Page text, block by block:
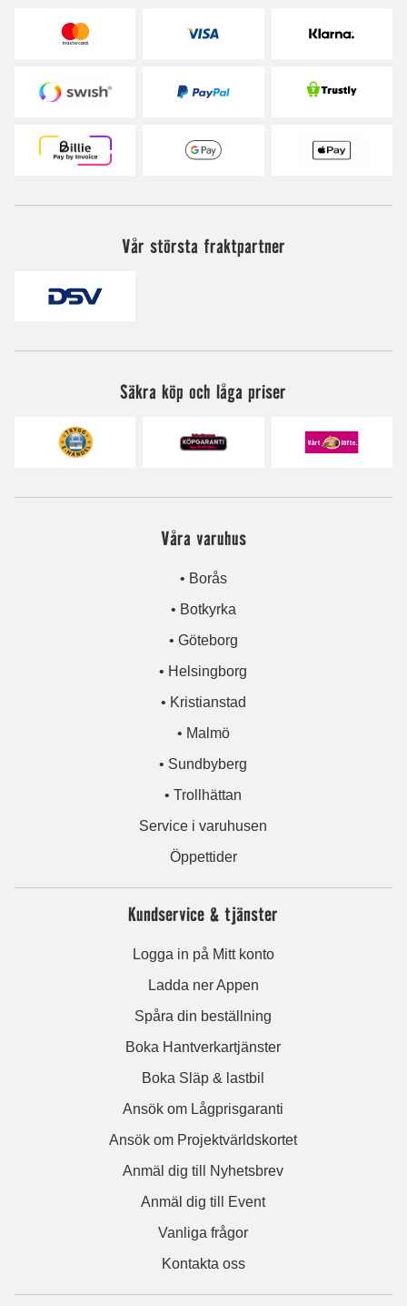
Vår största fraktpartner
Säkra köp och låga priser
Våra varuhus
• Borås
• Botkyrka
• Göteborg
• Helsingborg
• Kristianstad
• Malmö
• Sundbyberg
• Trollhättan
Service i varuhusen
Öppettider
Kundservice & tjänster
Logga in på Mitt konto
Ladda ner Appen
Spåra din beställning
Boka Hantverkartjänster
Boka Släp & lastbil
Ansök om Lågprisgaranti
Ansök om Projektvärldskortet
Anmäl dig till Nyhetsbrev
Anmäl dig till Event
Vanliga frågor
Kontakta oss